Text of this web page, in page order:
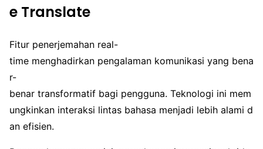
e Translate
Fitur penerjemahan real-
time menghadirkan pengalaman komunikasi yang bena
r-
benar transformatif bagi pengguna. Teknologi ini mem
ungkinkan interaksi lintas bahasa menjadi lebih alami d
an efisien.